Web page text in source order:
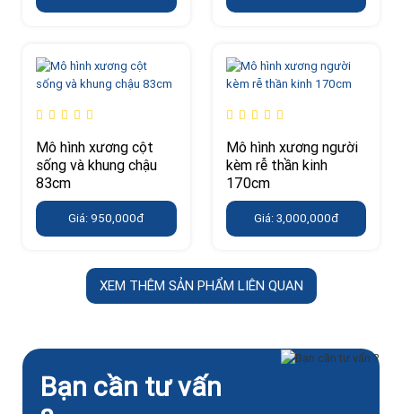
Mô hình xương cột
sống và khung chậu
83cm
Giá: 950,000đ
Mô hình xương người
kèm rễ thần kinh
170cm
Giá: 3,000,000đ
XEM THÊM SẢN PHẨM LIÊN QUAN
Bạn cần tư vấn